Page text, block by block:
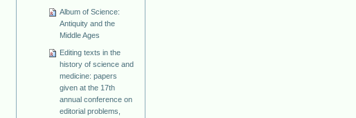
Album of Science:
Antiquity and the
Middle Ages
Editing texts in the
history of science and
medicine: papers
given at the 17th
annual conference on
editorial problems,